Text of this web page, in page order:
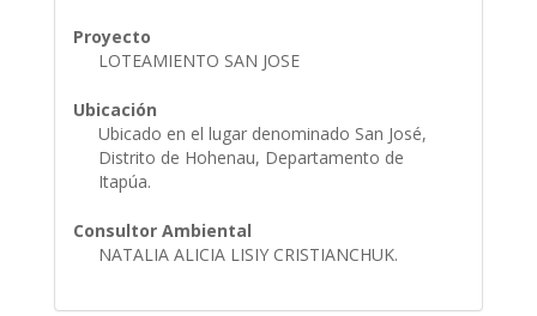
Proyecto
LOTEAMIENTO SAN JOSE
Ubicación
Ubicado en el lugar denominado San José,
Distrito de Hohenau, Departamento de
Itapúa.
Consultor Ambiental
NATALIA ALICIA LISIY CRISTIANCHUK.